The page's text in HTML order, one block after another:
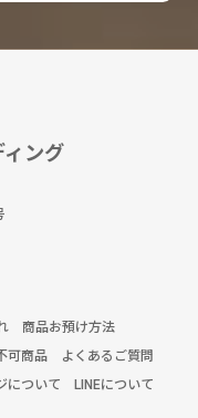
ング
商品お預け方法
可商品
よくあるご質問
について
LINEについて